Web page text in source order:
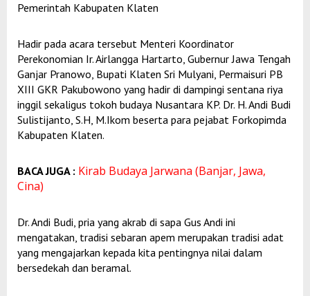
Pemerintah Kabupaten Klaten
Hadir pada acara tersebut Menteri Koordinator
Perekonomian Ir. Airlangga Hartarto, Gubernur Jawa Tengah
Ganjar Pranowo, Bupati Klaten Sri Mulyani, Permaisuri PB
XIII GKR Pakubowono yang hadir di dampingi sentana riya
inggil sekaligus tokoh budaya Nusantara KP. Dr. H. Andi Budi
Sulistijanto, S.H, M.Ikom beserta para pejabat Forkopimda
Kabupaten Klaten.
BACA JUGA : Kirab Budaya Jarwana (Banjar, Jawa,
Cina)
Dr. Andi Budi, pria yang akrab di sapa Gus Andi ini
mengatakan, tradisi sebaran apem merupakan tradisi adat
yang mengajarkan kepada kita pentingnya nilai dalam
bersedekah dan beramal.